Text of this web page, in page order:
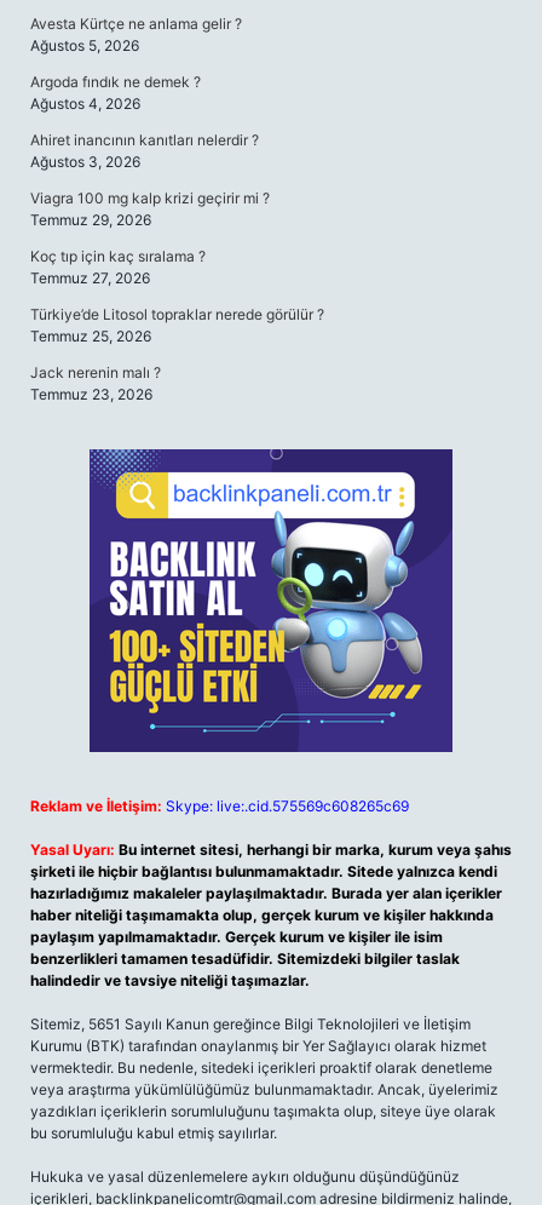
Avesta Kürtçe ne anlama gelir ?
Ağustos 5, 2026
Argoda fındık ne demek ?
Ağustos 4, 2026
Ahiret inancının kanıtları nelerdir ?
Ağustos 3, 2026
Viagra 100 mg kalp krizi geçirir mi ?
Temmuz 29, 2026
Koç tıp için kaç sıralama ?
Temmuz 27, 2026
Türkiye’de Litosol topraklar nerede görülür ?
Temmuz 25, 2026
Jack nerenin malı ?
Temmuz 23, 2026
Reklam ve İletişim: Skype: live:.cid.575569c608265c69
Yasal Uyarı: Bu internet sitesi, herhangi bir marka, kurum veya şahıs
şirketi ile hiçbir bağlantısı bulunmamaktadır. Sitede yalnızca kendi
hazırladığımız makaleler paylaşılmaktadır. Burada yer alan içerikler
haber niteliği taşımamakta olup, gerçek kurum ve kişiler hakkında
paylaşım yapılmamaktadır. Gerçek kurum ve kişiler ile isim
benzerlikleri tamamen tesadüfidir. Sitemizdeki bilgiler taslak
halindedir ve tavsiye niteliği taşımazlar.
Sitemiz, 5651 Sayılı Kanun gereğince Bilgi Teknolojileri ve İletişim
Kurumu (BTK) tarafından onaylanmış bir Yer Sağlayıcı olarak hizmet
vermektedir. Bu nedenle, sitedeki içerikleri proaktif olarak denetleme
veya araştırma yükümlülüğümüz bulunmamaktadır. Ancak, üyelerimiz
yazdıkları içeriklerin sorumluluğunu taşımakta olup, siteye üye olarak
bu sorumluluğu kabul etmiş sayılırlar.
Hukuka ve yasal düzenlemelere aykırı olduğunu düşündüğünüz
içerikleri, backlinkpanelicomtr@gmail.com adresine bildirmeniz halinde,